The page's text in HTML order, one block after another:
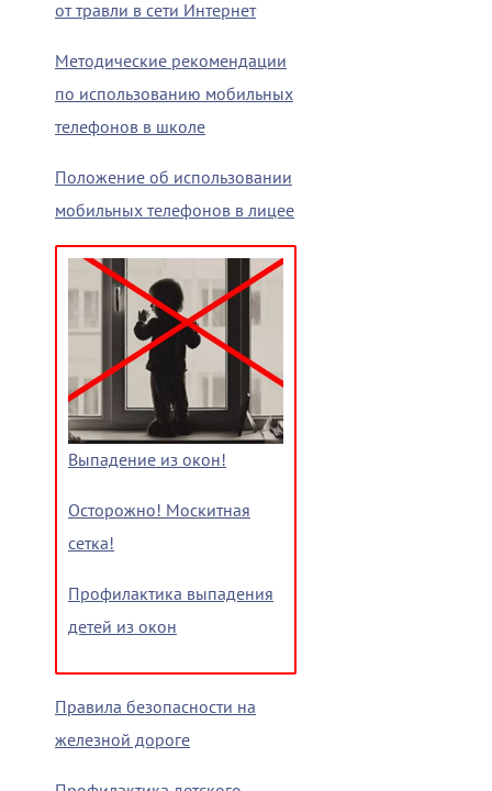
от травли в сети Интернет
Методические рекомендации
по использованию мобильных
телефонов в школе
Положение об использовании
мобильных телефонов в лицее
Выпадение из окон!
Осторожно! Москитная
сетка!
Профилактика выпадения
детей из окон
Правила безопасности на
железной дороге